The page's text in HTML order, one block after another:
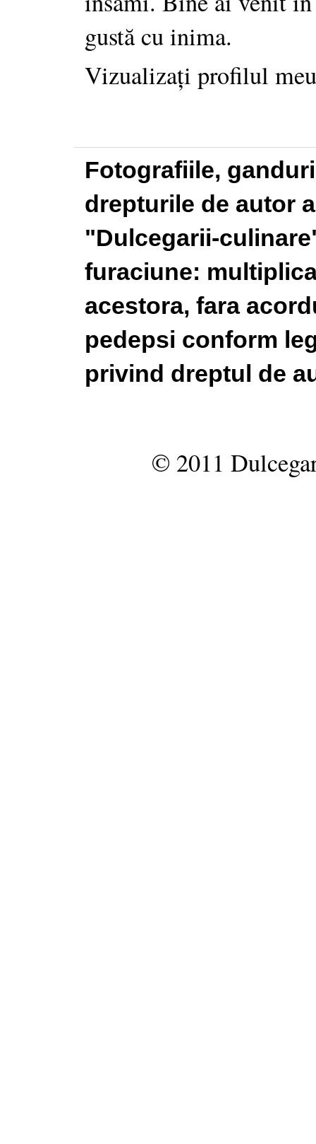
gustă cu inima.
Vizualizați profilul
Fotografiile,
drepturile de autor
"Dulcegarii-
furaciune:
acestora, fara
pedepsi conform
privind dreptul de
© 2011